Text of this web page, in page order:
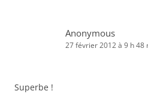
Anonymous
27 février 2012 à 9 h 48
Superbe !